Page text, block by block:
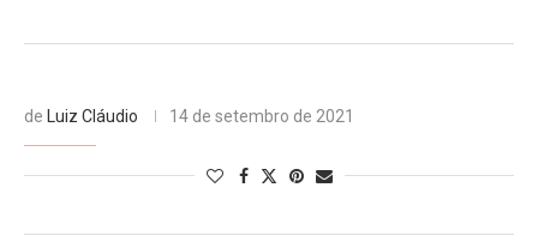
de Luiz Cláudio 14 de setembro de 2021